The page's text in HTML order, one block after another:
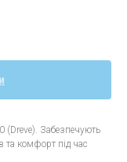
(Dreve). Забезпечують
комфорт під час